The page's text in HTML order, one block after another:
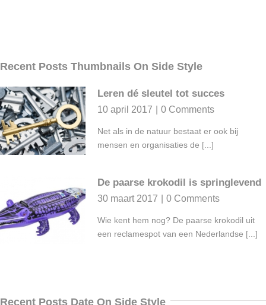
Recent Posts Thumbnails On Side Style
Leren dé sleutel tot succes
10 april 2017 0 Comments
Net als in de natuur bestaat er ook bij
mensen en organisaties de [...]
De paarse krokodil is springlevend
30 maart 2017 0 Comments
Wie kent hem nog? De paarse krokodil uit
een reclamespot van een Nederlandse [...]
Recent Posts Date On Side Style